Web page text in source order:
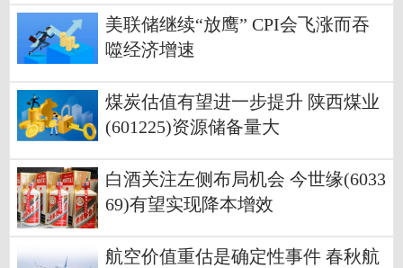
美联储继续“放鹰” CPI会飞涨而吞
噬经济增速
煤炭估值有望进一步提升 陕西煤业
(601225)资源储备量大
白酒关注左侧布局机会 今世缘(6033
69)有望实现降本增效
航空价值重估是确定性事件 春秋航